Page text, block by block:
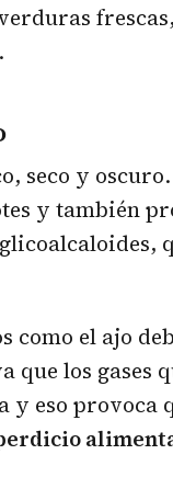
seco y
y también
como el ajo
que los gases
eso provoca